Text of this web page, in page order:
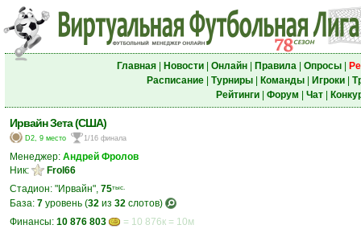
Главная| Новости| Онлайн| Правила| Опросы|
Расписание| Турниры| Команды| Игроки|
Рейтинги| Форум Чат|
Ирвайн Зета (США)
D2, 9 место 1/16 финала
Менеджер: Андрей Фролов
Ник:
Frol66
Стадион: "Ирвайн", 75тыс.
База: 7 уровень (32 из 32 слотов)
Финансы: 10 876 803
= 10 876к = 10м